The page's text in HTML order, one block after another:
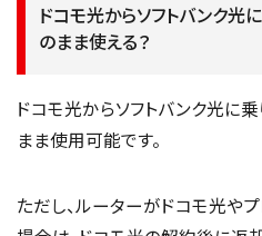
ドコモ光からソフトバンク光
のまま使える？
ドコモ光からソフトバンク光に
まま使用可能です。
ただし、ルーターがドコモ光や